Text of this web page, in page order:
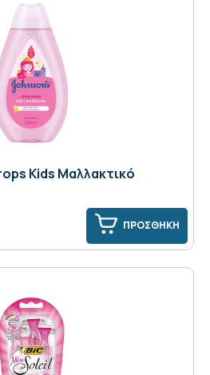
Kids Μαλλακτικό
ΠΡΟΣΘΗΚΗ